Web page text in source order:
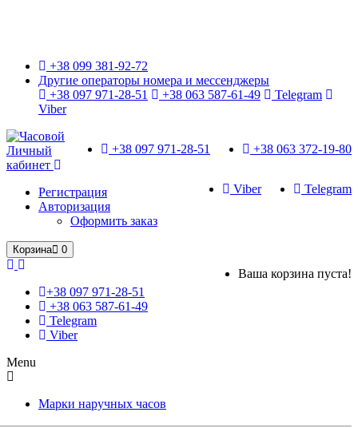
+38 099 381-92-72
Другие операторы номера и мессенджеры
+38 097 971-28-51
+38 063 587-61-49
Telegram
Viber
+38 063 372-19-80
+38 097 971-28-51
Telegram
Viber
Личный
кабинет
Регистрация
Авторизация
Оформить заказ
Корзина 0
Ваша корзина пуста!
+38 097 971-28-51
+38 063 587-61-49
Telegram
Viber
Menu
Марки наручных часов